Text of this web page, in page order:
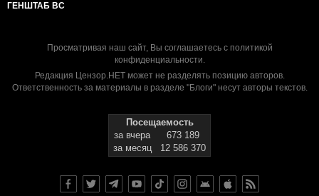
ГЕНШТАБ ВС
Просматривая наш сайт, Вы соглашаетесь с политикой
конфиденциальности.
Редакция Цензор.НЕТ может не разделять позицию авторов.
Ответственность за материалы в разделе "Блоги" несут авторы текстов.
Посещаемость
за вчера
673 189
за месяц
12 586 370